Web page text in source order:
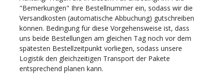
"Bemerkungen" Ihre Bestellnummer ein, sodass wir die
Versandkosten (automatische Abbuchung) gutschreiben
können. Bedingung für diese Vorgehensweise ist, dass
uns beide Bestellungen am gleichen Tag noch vor dem
spätesten Bestellzeitpunkt vorliegen, sodass unsere
Logistik den gleichzeitigen Transport der Pakete
entsprechend planen kann.